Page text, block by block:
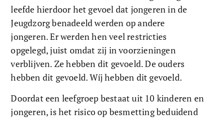
leefde hierdoor het gevoel dat jongeren in de
Jeugdzorg benadeeld werden op andere
jongeren. Er werden hen veel restricties
opgelegd, juist omdat zij in voorzieningen
verblijven. Ze hebben dit gevoeld. De ouders
hebben dit gevoeld. Wíj hebben dit gevoeld.
Doordat een leefgroep bestaat uit 10 kinderen en
jongeren, is het risico op besmetting beduidend